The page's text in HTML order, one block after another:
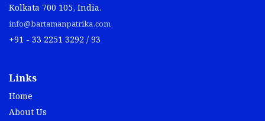
Kolkata 700 105, India.
info@bartamanpatrika.com
+91 - 33 2251 3292 / 93
Links
Home
About Us